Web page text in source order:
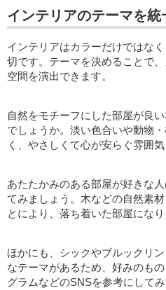
インテリアのテーマを統
インテリアはカラーだけではな
切です。テーマを決めることで
空間を演出できます。
自然をモチーフにした部屋が良
でしょうか。淡い色合いや動物
く、やさしくて心が安らぐ雰囲気
あたたかみのある部屋が好きな
てみましょう。木などの自然素
とにより、落ち着いた部屋になり
ほかにも、シックやブルックリ
なテーマがあるため、好みのも
グラムなどのSNSを参考にして